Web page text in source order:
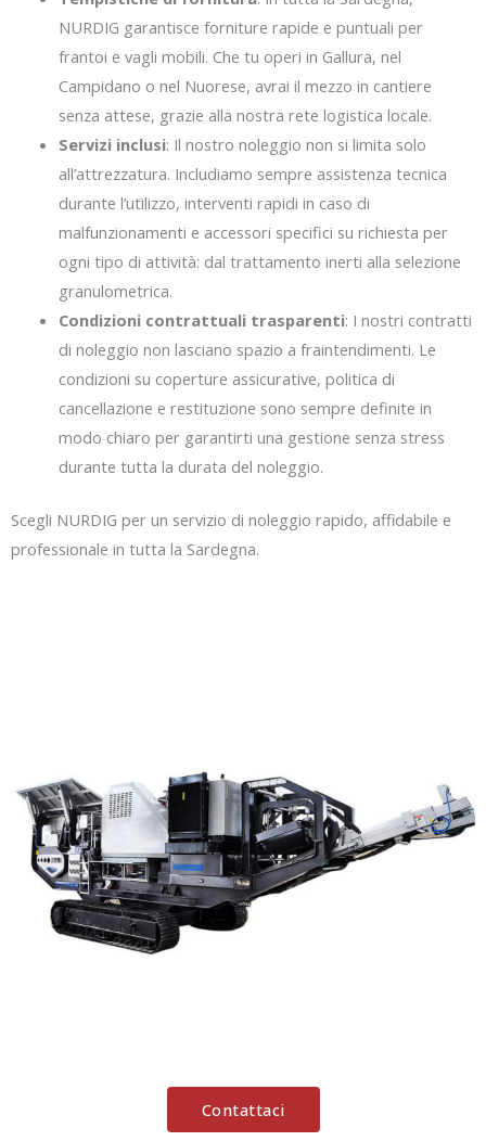
NURDIG garantisce forniture rapide e puntuali per
frantoi e vagli mobili. Che tu operi in Gallura, nel
Campidano o nel Nuorese, avrai il mezzo in cantiere
senza attese, grazie alla nostra rete logistica locale.
Servizi inclusi: Il nostro noleggio non si limita solo
all’attrezzatura. Includiamo sempre assistenza tecnica
durante l’utilizzo, interventi rapidi in caso di
malfunzionamenti e accessori specifici su richiesta per
ogni tipo di attività: dal trattamento inerti alla selezione
granulometrica.
Condizioni contrattuali trasparenti: I nostri contratti
di noleggio non lasciano spazio a fraintendimenti. Le
condizioni su coperture assicurative, politica di
cancellazione e restituzione sono sempre definite in
modo chiaro per garantirti una gestione senza stress
durante tutta la durata del noleggio.
Scegli NURDIG per un servizio di noleggio rapido, affidabile e
professionale in tutta la Sardegna.
Contattaci